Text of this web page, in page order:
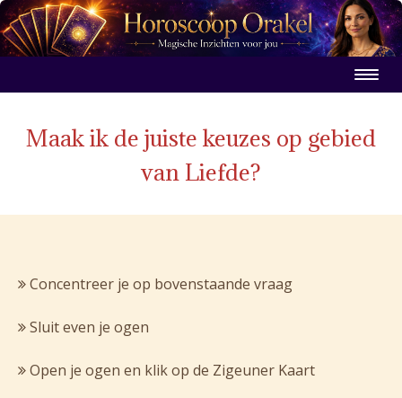
Maak ik de juiste keuzes op gebied
van Liefde?
Concentreer je op bovenstaande vraag
Sluit even je ogen
Open je ogen en klik op de Zigeuner Kaart